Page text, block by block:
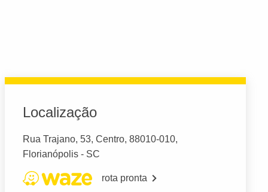
Localização
Rua Trajano, 53, Centro, 88010-010,
Florianópolis - SC
rota pronta